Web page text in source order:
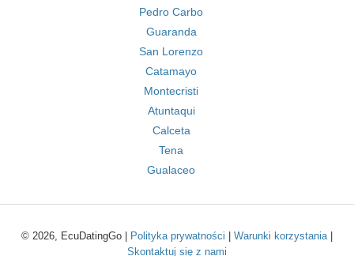
Pedro Carbo
Guaranda
San Lorenzo
Catamayo
Montecristi
Atuntaqui
Calceta
Tena
Gualaceo
© 2026, EcuDatingGo | Polityka prywatności Warunki korzystania|
Skontaktuj się z nami